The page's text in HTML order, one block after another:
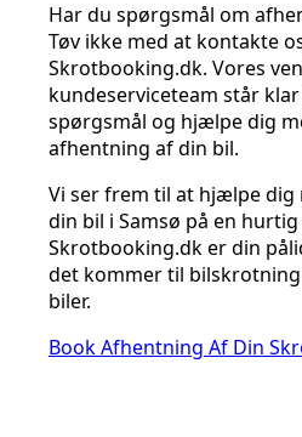
Har du spørgsmål om
Tøv ikke med at kontakte
Skrotbooking.dk. Vores
kundeserviceteam står
spørgsmål og hjælpe dig
afhentning af din bil.
Vi ser frem til at hjælpe dig
din bil i Samsø på en
Skrotbooking.dk er din
det kommer til
biler.
Book Afhentning Af Din